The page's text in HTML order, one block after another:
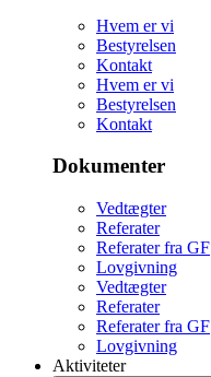
Hvem er vi
Bestyrelsen
Kontakt
Hvem er vi
Bestyrelsen
Kontakt
Dokumenter
Vedtægter
Referater
Referater fra GF
Lovgivning
Vedtægter
Referater
Referater fra GF
Lovgivning
Aktiviteter